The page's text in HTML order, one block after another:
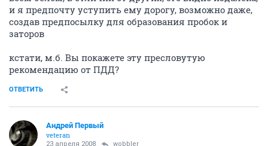
и я предпочту уступить ему дорогу, возможно даже,
создав предпосылку для образования пробок и
заторов
кстати, м.б. Вы покажете эту пресловутую
рекомендацию от ПДД?
ОТВЕТИТЬ
Андрей Первый
veteran
23 апреля 2008 wobbler